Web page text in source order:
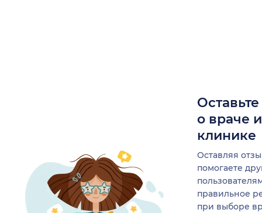
о враче
клинике
Оставляя
помогаете
правильное
при выборе